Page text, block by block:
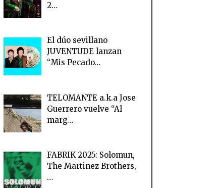
2…
El dúo sevillano
JUVENTUDE lanzan
“Mis Pecado…
TELOMANTE a.k.a Jose
Guerrero vuelve “Al
marg…
FABRIK 2025: Solomun,
The Martinez Brothers,
…